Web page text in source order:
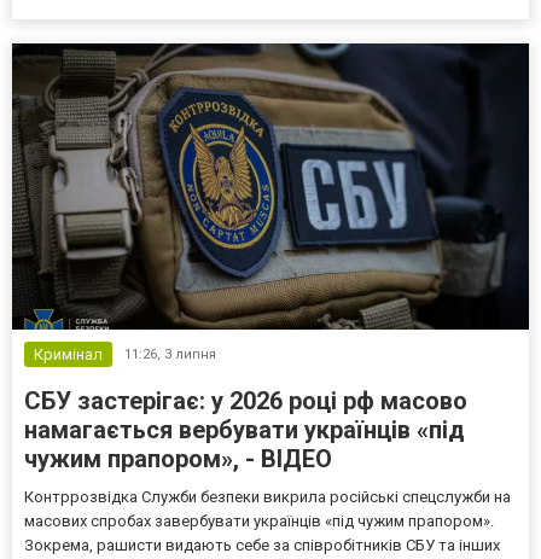
Кримінал 11:26, 3 липня
СБУ застерігає: у 2026 році рф масово
намагається вербувати українців «під
чужим прапором», - ВІДЕО
Контррозвідка Служби безпеки викрила російські спецслужби на
масових спробах завербувати українців «під чужим прапором».
Зокрема, рашисти видають себе за співробітників СБУ та інших